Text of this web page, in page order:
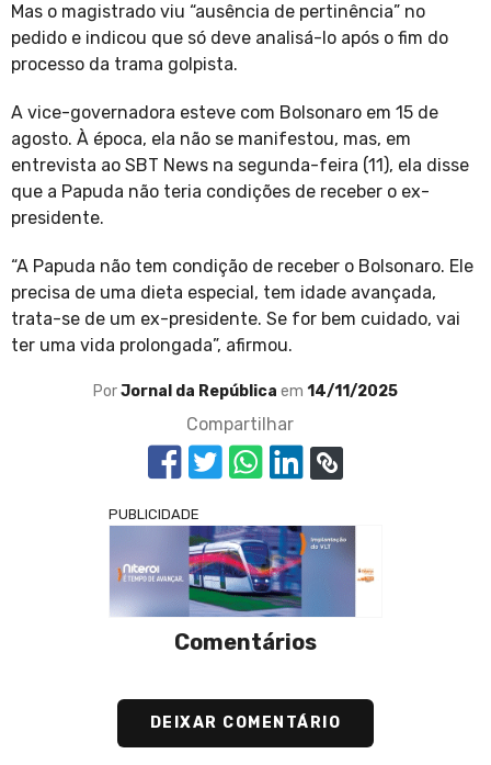
Mas o magistrado viu “ausência de pertinência” no
pedido e indicou que só deve analisá-lo após o fim do
processo da trama golpista.
A vice-governadora esteve com Bolsonaro em 15 de
agosto. À época, ela não se manifestou, mas, em
entrevista ao SBT News na segunda-feira (11), ela disse
que a Papuda não teria condições de receber o ex-
presidente.
“A Papuda não tem condição de receber o Bolsonaro. Ele
precisa de uma dieta especial, tem idade avançada,
trata-se de um ex-presidente. Se for bem cuidado, vai
ter uma vida prolongada”, afirmou.
PorJornal da República em 14/11/2025
Compartilhar
PUBLICIDADE
Comentários
DEIXAR COMENTÁRIO